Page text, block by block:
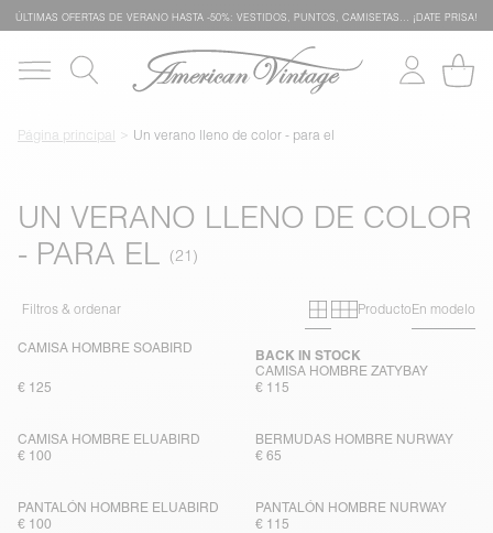
ÚLTIMAS OFERTAS DE VERANO HASTA -50%: VESTIDOS, PUNTOS, CAMISETAS… ¡DATE PRISA!
Página principal Un verano lleno de color - para el
UN VERANO LLENO DE COLOR
- PARA EL
Filtros & ordenar Primary grid
Secondary
ProductoEn modelo
CAMISA HOMBRE SOABIRD
€ 125
CAMISA HOMBRE ZATYBAY
BACK IN STOCK
€ 115
CAMISA HOMBRE ELUABIRD
€ 100
BERMUDAS HOMBRE NURWAY
€ 65
PANTALÓN HOMBRE ELUABIRD
€ 100
PANTALÓN HOMBRE NURWAY
€ 115